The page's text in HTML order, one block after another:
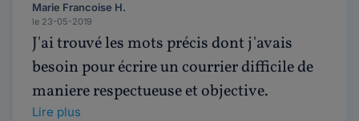
Marie Francoise H.
le 23-05-2019
J'ai trouvé les mots précis dont j'avais
besoin pour écrire un courrier difficile de
maniere respectueuse et objective.
Lire plus